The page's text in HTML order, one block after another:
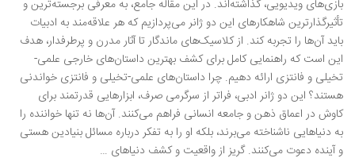
بازی‌های ویدیویی، گذاشته‌اند. در این مقاله جامع، به معرفی برجسته‌ترین و
تأثیرگذارترین شاهکارهای این دو ژانر می‌پردازیم که هر علاقه‌مند به ادبیات
باید آن‌ها را تجربه کند. از کلاسیک‌های ماندگار تا آثار مدرن و پرطرفدار، هدف
این است که راهنمایی کامل برای کشف بهترین داستان‌های خارجی علمی-
تخیلی و فانتزی ارائه دهیم. چرا داستان‌های علمی-تخیلی و فانتزی خواندنی
هستند؟ این دو ژانر ادبی، فراتر از سرگرمی صرف، ابزارهایی قدرتمند برای
کاوش در اعماق ذهن و جامعه انسانی فراهم می‌کنند. آن‌ها نه تنها خواننده را
به دنیاهایی ناشناخته می‌برند، بلکه او را به تفکر درباره مسائل بنیادین هستی
و آینده دعوت می‌کنند. گریز از واقعیت و کشف دنیاهای …